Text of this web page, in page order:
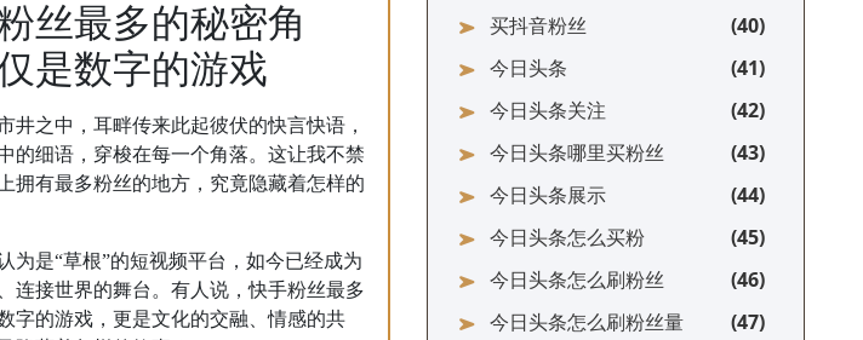
丝最多的秘密角
是数字的游戏
井之中，耳畔传来此起彼伏的快言快语，
的细语，穿梭在每一个角落。这让我不禁
拥有最多粉丝的地方，究竟隐藏着怎样的
为是“草根”的短视频平台，如今已经成为
连接世界的舞台。有人说，快手粉丝最多
字的游戏，更是文化的交融、情感的共
买抖音粉丝
今日头条
今日头条关注
今日头条哪里买粉丝
今日头条展示
今日头条怎么买粉
今日头条怎么刷粉丝
今日头条怎么刷粉丝量